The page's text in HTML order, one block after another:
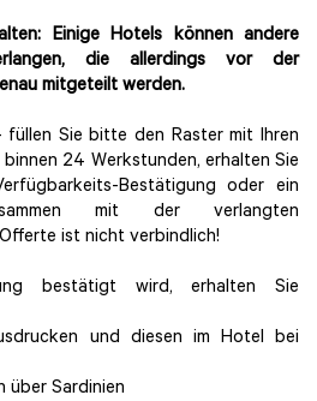
Einige Hotels können andere
die allerdings vor der
mitgeteilt werden.
Sie bitte den Raster mit Ihren
24 Werkstunden, erhalten Sie
Bestätigung oder ein
mit der verlangten
ist nicht verbindlich!
bestätigt wird, erhalten Sie
und diesen im Hotel bei
über Sardinien